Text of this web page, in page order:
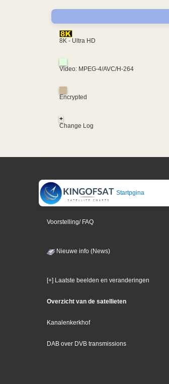
8K - Ultra HD
Video: MPEG-4/AVC/H-264
Encrypted
+
Change Log
Startpgina
Voorstelling/ FAQ
Nieuwe info (News)
[+] Laatste beelden en veranderingen
Overzicht van de satellieten
Kanalenkerkhof
DAB over DVB transmissions